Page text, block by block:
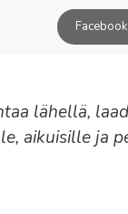
Facebook
lähellä,
aikuisille ja